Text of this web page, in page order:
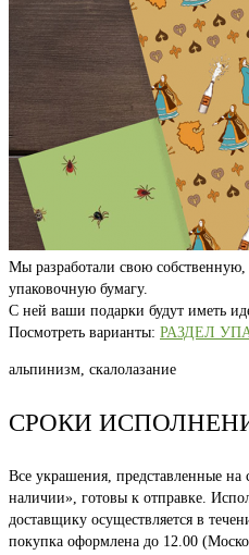
Мы разработали свою
упаковочную бумагу.
С ней ваши подарки будут иметь
Посмотреть варианты: РАЗДЕЛ
альпинизм, скалолазание
СРОКИ
Все украшения, представленные
наличии», готовы к отправке.
доставщику осуществляется в
покупка оформлена до 12.00